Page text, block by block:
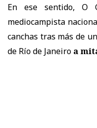
En ese sentido, O
mediocampista
canchas tras más de
de Río de Janeiro a